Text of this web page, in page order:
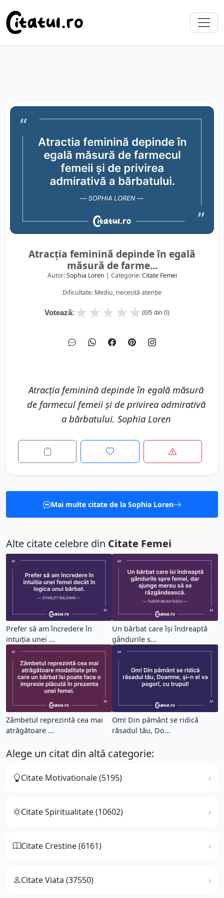
Atracția feminină depinde în egală
măsură de farme...
Autor:Sophia Loren | Categorie:Citate Femei
Dificultate: Mediu, necesită atenție
Votează: ★
★
★
★
★ (0/5 din 0)
Atracția feminină depinde în egală măsură
de farmecul femeii și de privirea admirativă
a bărbatului. Sophia Loren
Mai multe citate de la Sophia Loren
Alte citate celebre din Citate Femei
Prefer să am încredere în
intuiția unei ...
Un bărbat care își îndreaptă
gândurile s...
Zâmbetul reprezintă cea mai
atrăgătoare ...
Om! Din pământ se ridică
răsadul tău, Do...
Alege un citat din altă categorie:
Citate Motivationale (5195)
Citate Spiritualitate (10602)
Citate Crestine (6161)
Citate Viata (37550)